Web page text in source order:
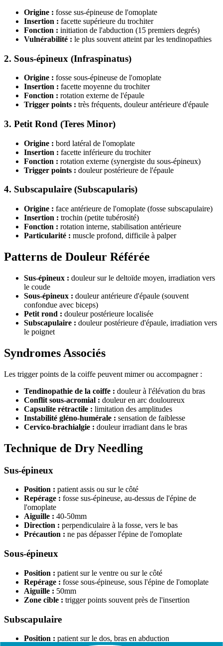
Origine : fosse sus-épineuse de l'omoplate
Insertion : facette supérieure du trochiter
Fonction : initiation de l'abduction (15 premiers degrés)
Vulnérabilité : le plus souvent atteint par les tendinopathies
2. Sous-épineux (Infraspinatus)
Origine : fosse sous-épineuse de l'omoplate
Insertion : facette moyenne du trochiter
Fonction : rotation externe de l'épaule
Trigger points : très fréquents, douleur antérieure d'épaule
3. Petit Rond (Teres Minor)
Origine : bord latéral de l'omoplate
Insertion : facette inférieure du trochiter
Fonction : rotation externe (synergiste du sous-épineux)
Trigger points : douleur postérieure de l'épaule
4. Subscapulaire (Subscapularis)
Origine : face antérieure de l'omoplate (fosse subscapulaire)
Insertion : trochin (petite tubérosité)
Fonction : rotation interne, stabilisation antérieure
Particularité : muscle profond, difficile à palper
Patterns de Douleur Référée
Sus-épineux : douleur sur le deltoïde moyen, irradiation vers
le coude
Sous-épineux : douleur antérieure d'épaule (souvent
confondue avec biceps)
Petit rond : douleur postérieure localisée
Subscapulaire : douleur postérieure d'épaule, irradiation vers
le poignet
Syndromes Associés
Les trigger points de la coiffe peuvent mimer ou accompagner :
Tendinopathie de la coiffe : douleur à l'élévation du bras
Conflit sous-acromial : douleur en arc douloureux
Capsulite rétractile : limitation des amplitudes
Instabilité gléno-humérale : sensation de faiblesse
Cervico-brachialgie : douleur irradiant dans le bras
Technique de Dry Needling
Sus-épineux
Position : patient assis ou sur le côté
Repérage : fosse sus-épineuse, au-dessus de l'épine de
l'omoplate
Aiguille : 40-50mm
Direction : perpendiculaire à la fosse, vers le bas
Précaution : ne pas dépasser l'épine de l'omoplate
Sous-épineux
Position : patient sur le ventre ou sur le côté
Repérage : fosse sous-épineuse, sous l'épine de l'omoplate
Aiguille : 50mm
Zone cible : trigger points souvent près de l'insertion
Subscapulaire
Position : patient sur le dos, bras en abduction